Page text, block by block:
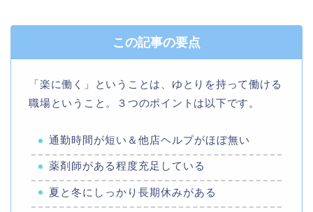
この記事の要点
「楽に働く」ということは、ゆとりを持って働ける
職場ということ。３つのポイントは以下です。
通勤時間が短い＆他店ヘルプがほぼ無い
薬剤師がある程度充足している
夏と冬にしっかり長期休みがある